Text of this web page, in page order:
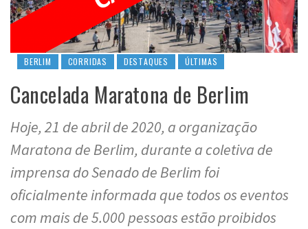
BERLIM CORRIDAS DESTAQUES ÚLTIMAS
Cancelada Maratona de Berlim
Hoje, 21 de abril de 2020, a organização
Maratona de Berlim, durante a coletiva de
imprensa do Senado de Berlim foi
oficialmente informada que todos os eventos
com mais de 5.000 pessoas estão proibidos